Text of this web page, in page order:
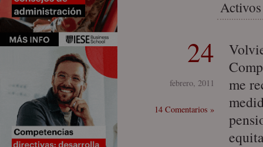
24
febrero, 2011
14 Comentarios »
me